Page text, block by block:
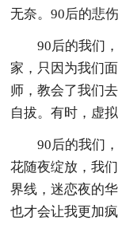
无奈。90后的悲
90后的我们
家，只因为我们
师，教会了我们
自拔。有时，虚
90后的我们
花随夜绽放，我
界线，迷恋夜的
也才会让我更加疯